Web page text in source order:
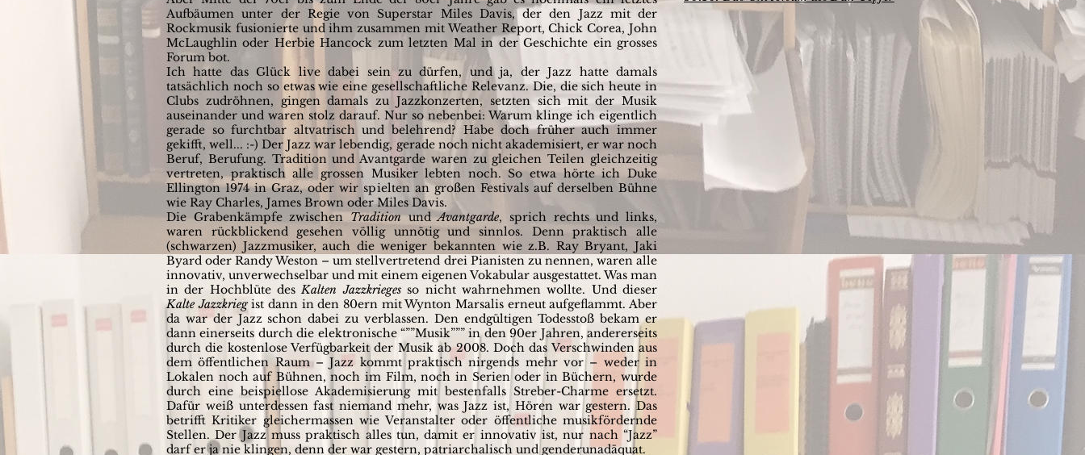
Aufbäumen unter der Regie von Superstar Miles Davis, der den Jazz mit der
Rockmusik fusionierte und ihm zusammen mit Weather Report, Chick Corea, John
McLaughlin oder Herbie Hancock zum letzten Mal in der Geschichte ein grosses
Forum bot.
Ich hatte das Glück live dabei sein zu dürfen, und ja, der Jazz hatte damals
tatsächlich noch so etwas wie eine gesellschaftliche Relevanz. Die, die sich heute in
Clubs zudröhnen, gingen damals zu Jazzkonzerten, setzten sich mit der Musik
auseinander und waren stolz darauf. Nur so nebenbei: Warum klinge ich eigentlich
gerade so furchtbar altvatrisch und belehrend? Habe doch früher auch immer
gekifft, well... :-) Der Jazz war lebendig, gerade noch nicht akademisiert, er war noch
Beruf, Berufung. Tradition und Avantgarde waren zu gleichen Teilen gleichzeitig
vertreten, praktisch alle grossen Musiker lebten noch. So etwa hörte ich Duke
Ellington 1974 in Graz, oder wir spielten an großen Festivals auf derselben Bühne
wie Ray Charles, James Brown oder Miles Davis.
Die Grabenkämpfe zwischen TraditionundAvantgarde, sprich rechts und links,
waren rückblickend gesehen völlig unnötig und sinnlos. Denn praktisch alle
(schwarzen) Jazzmusiker, auch die weniger bekannten wie z.B. Ray Bryant, Jaki
Byard oder Randy Weston – um stellvertretend drei Pianisten zu nennen, waren alle
innovativ, unverwechselbar und mit einem eigenen Vokabular ausgestattet. Was man
in der Hochblüte desKalten Jazzkriegesso nicht wahrnehmen wollte. Und dieser
Kalte Jazzkriegist dann in den 80ern mit Wynton Marsalis erneut aufgeflammt. Aber
da war der Jazz schon dabei zu verblassen. Den endgültigen Todesstoß bekam er
dann einerseits durch die elektronische “””Musik””” in den 90er Jahren, andererseits
durch die kostenlose Verfügbarkeit der Musik ab 2008. Doch das Verschwinden aus
dem öffentlichen Raum – Jazz kommt praktisch nirgends mehr vor – weder in
Lokalen noch auf Bühnen, noch im Film, noch in Serien oder in Büchern, wurde
durch eine beispiellose Akademisierung mit bestenfalls Streber-Charme ersetzt.
Dafür weiß unterdessen fast niemand mehr, was Jazz ist, Hören war gestern. Das
betrifft Kritiker gleichermassen wie Veranstalter oder öffentliche musikfördernde
Stellen. Der Jazz muss praktisch alles tun, damit er innovativ ist, nur nach “Jazz”
darf er ja nie klingen, denn der war gestern, patriarchalisch und genderunadäquat.